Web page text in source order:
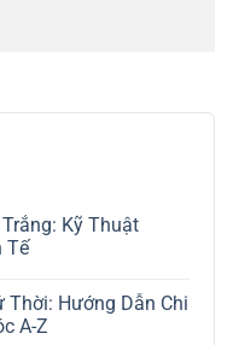
Kỹ Thuật
Tế
Thời: Hướng Dẫn Chi
A-Z